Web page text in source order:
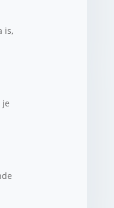
is,
je